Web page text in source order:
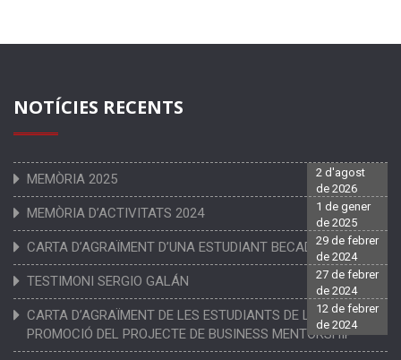
NOTÍCIES RECENTS
MEMÒRIA 2025
2 d'agost
de 2026
MEMÒRIA D’ACTIVITATS 2024
1 de gener
de 2025
CARTA D’AGRAÏMENT D’UNA ESTUDIANT BECADA29 de febrer
de 2024
TESTIMONI SERGIO GALÁN
27 de febrer
de 2024
CARTA D’AGRAÏMENT DE LES ESTUDIANTS DE LA PRIMERA
PROMOCIÓ DEL PROJECTE DE BUSINESS MENTORSHIP
12 de febrer
de 2024